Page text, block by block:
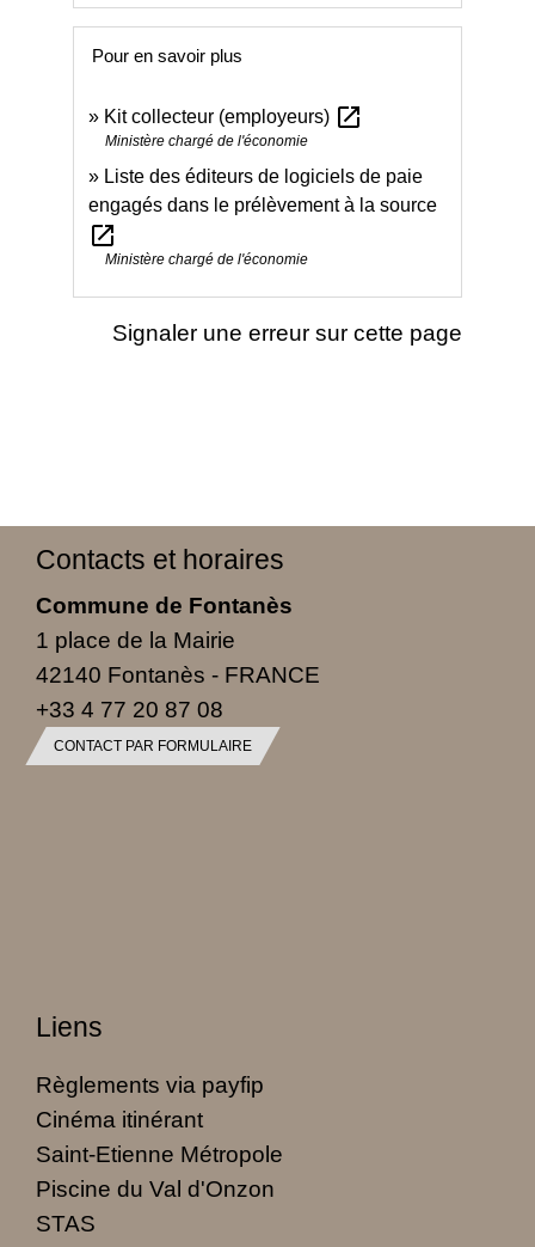
Pour en savoir plus
Kit collecteur (employeurs) open_in_new
Ministère chargé de l'économie
Liste des éditeurs de logiciels de paie
engagés dans le prélèvement à la source
open_in_new
Ministère chargé de l'économie
Signaler une erreur sur cette page
Contacts et horaires
Commune de Fontanès
1 place de la Mairie
42140 Fontanès - FRANCE
+33 4 77 20 87 08
CONTACT PAR FORMULAIRE
Liens
Règlements via payfip
Cinéma itinérant
Saint-Etienne Métropole
Piscine du Val d'Onzon
STAS